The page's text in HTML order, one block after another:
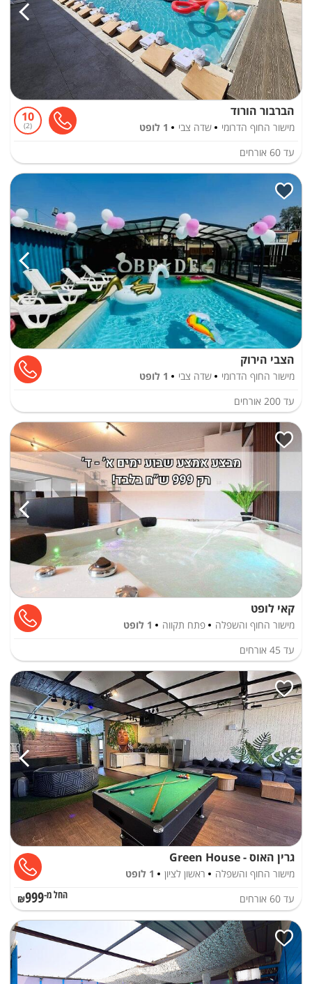
הברבור הורוד
מישור החוף הדרומי שדה צבי 1 לופט
10
2
עד 60 אורחים
הצבי הירוק
מישור החוף הדרומי שדה צבי
1 לופט
עד 200 אורחים
קאי לופט
מישור החוף והשפלה פתח תקווה
1 לופט
עד 45 אורחים
גרין האוס - Green House
מישור החוף והשפלה ראשון לציון
1 לופט
עד 60 אורחים החל מ-₪999